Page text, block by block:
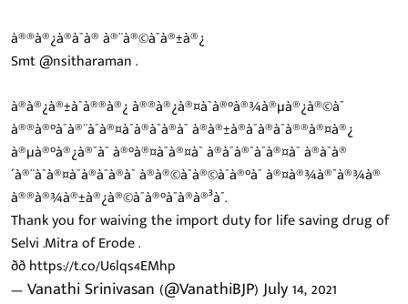
à®®à®¿à®à¯à® à®¨à®©à¯à®±à®¿
Smt@nsitharaman.
à®à®¿à®±à¯à®®à®¿ à®®à®¿à®¤à¯à®°à®¾à®µà®¿à®©à¯
à®®à®°à¯à®¨à¯à®¤à¯à®à¯à®à¯ à®à®±à®à¯à®à¯à®®à®¤à®¿
à®µà®°à®¿à®¯à¯ à®°à®¤à¯à®¤à¯ à®à¯à®¯à¯à®¤à¯ à®à¯à®
´à®¨à¯à®¤à¯à®à¯à®à¯ à®à®©à¯à®©à¯à®°à¯ à®¤à®¾à®¯à®¾à®
à®®à®¾à®±à®¿à®©à¯à®°à¯à®à®³à¯.
Thank you for waiving the import duty for life saving drug of
Selvi .Mitra of Erode .
ððhttps://t.co/U6lqs4EMhp
— Vanathi Srinivasan (@VanathiBJP)July 14, 2021